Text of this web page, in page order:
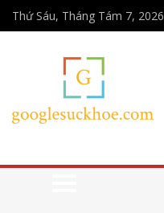
Thứ Sáu, Tháng Tám 7, 2026